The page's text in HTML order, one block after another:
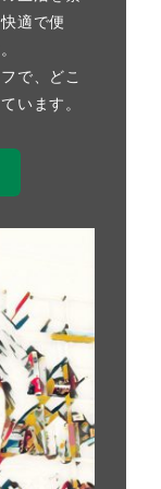
適で便
で、どこ
います。